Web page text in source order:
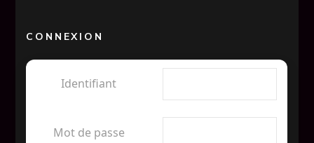
CONNEXION
Identifiant
Mot de passe